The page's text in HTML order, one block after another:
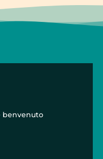
benvenuto